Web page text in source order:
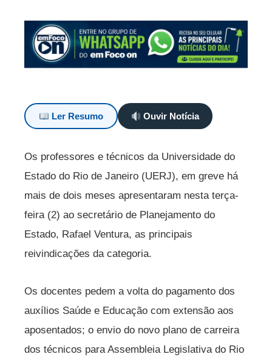
Ler Resumo Ouvir Notícia
Os professores e técnicos da Universidade do
Estado do Rio de Janeiro (UERJ), em greve há
mais de dois meses apresentaram nesta terça-
feira (2) ao secretário de Planejamento do
Estado, Rafael Ventura, as principais
reivindicações da categoria.
Os docentes pedem a volta do pagamento dos
auxílios Saúde e Educação com extensão aos
aposentados; o envio do novo plano de carreira
dos técnicos para Assembleia Legislativa do Rio